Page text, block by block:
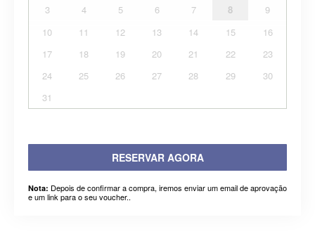
3
4 5 6 7 8
9
10
11 12 13 14 15
16
17
18 19 20 21 22
23
24
25 26 27 28 29
30
31
RESERVAR AGORA
Nota: Depois de confirmar a compra, iremos enviar um email de aprovação
e um link para o seu voucher..